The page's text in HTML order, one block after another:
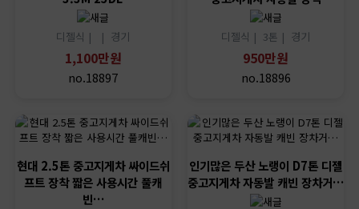
디젤식 | | 경기
1,100만원
no.18897
디젤식 | 3톤 | 경기
950만원
no.18896
현대 2.5톤 중고지게차 싸이드쉬
프트 장착 짧은 사용시간 풀캐
빈…
인기많은 두산 노랭이 D7톤 디젤
중고지게차 자동발 캐빈 장차거…